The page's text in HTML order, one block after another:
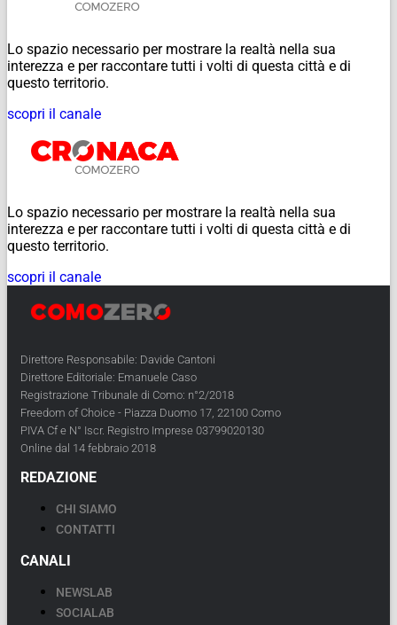
Lo spazio necessario per mostrare la realtà nella sua
interezza e per raccontare tutti i volti di questa città e di
questo territorio.
scopri il canale
Lo spazio necessario per mostrare la realtà nella sua
interezza e per raccontare tutti i volti di questa città e di
questo territorio.
scopri il canale
Direttore Responsabile: Davide Cantoni
Direttore Editoriale: Emanuele Caso
Registrazione Tribunale di Como: n°2/2018
Freedom of Choice - Piazza Duomo 17, 22100 Como
PIVA Cf e N° Iscr. Registro Imprese 03799020130
Online dal 14 febbraio 2018
REDAZIONE
CHI SIAMO
CONTATTI
CANALI
NEWSLAB
SOCIALAB